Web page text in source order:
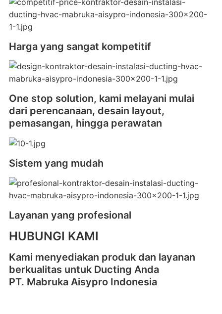
Harga yang sangat kompetitif
One stop solution, kami melayani mulai
dari perencanaan, desain layout,
pemasangan, hingga perawatan
Sistem yang mudah
Layanan yang profesional
HUBUNGI KAMI
Kami menyediakan produk dan layanan
berkualitas untuk Ducting Anda
PT. Mabruka Aisypro Indonesia